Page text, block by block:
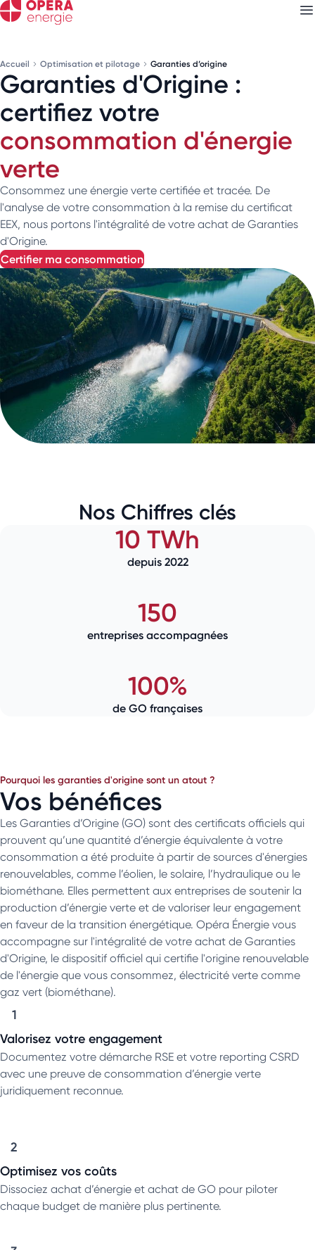
Accueil Optimisation et pilotage Garanties d’origine
Garanties d'Origine :
certifiez votre
consommation d'énergie
verte
Consommez une énergie verte certifiée et tracée. De
l'analyse de votre consommation à la remise du certificat
EEX, nous portons l'intégralité de votre achat de Garanties
d'Origine.
certifier ma consommation
Nos Chiffres clés
10 TWh
depuis 2022
150
entreprises accompagnées
100%
de GO françaises
Pourquoi les garanties d'origine sont un atout ?
Vos bénéfices
Les Garanties d’Origine (GO) sont des certificats officiels qui
prouvent qu’une quantité d’énergie équivalente à votre
consommation a été produite à partir de sources d'énergies
renouvelables, comme l’éolien, le solaire, l’hydraulique ou le
biométhane. Elles permettent aux entreprises de soutenir la
production d’énergie verte et de valoriser leur engagement
en faveur de la transition énergétique. Opéra Énergie vous
accompagne sur l'intégralité de votre achat de Garanties
d'Origine, le dispositif officiel qui certifie l'origine renouvelable
de l'énergie que vous consommez, électricité verte comme
gaz vert (biométhane).
1
Valorisez votre engagement
Documentez votre démarche RSE et votre reporting CSRD
avec une preuve de consommation d’énergie verte
juridiquement reconnue.
2
Optimisez vos coûts
Dissociez achat d’énergie et achat de GO pour piloter
chaque budget de manière plus pertinente.
Découvrez nos newsletters
Choisissez les newsletters qui vous intéressent